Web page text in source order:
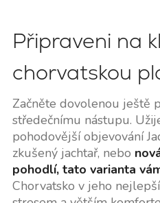
Připraveni na
chorvatskou
Začněte dovolenou ještě
středečnímu nástupu.
pohodovější objevování
zkušený jachtař, nebo
pohodlí, tato varianta
Chorvatsko v jeho